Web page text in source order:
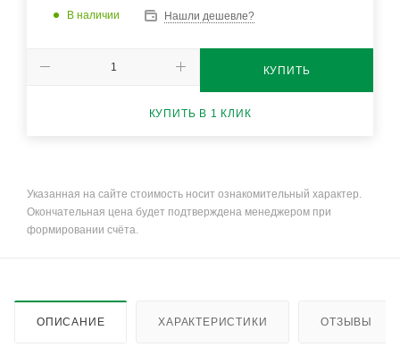
В наличии Нашли дешевле?
КУПИТЬ
КУПИТЬ В 1 КЛИК
Указанная на сайте стоимость носит ознакомительный характер.
Окончательная цена будет подтверждена менеджером при
формировании счёта.
ОПИСАНИЕ ХАРАКТЕРИСТИКИ ОТЗЫВЫ